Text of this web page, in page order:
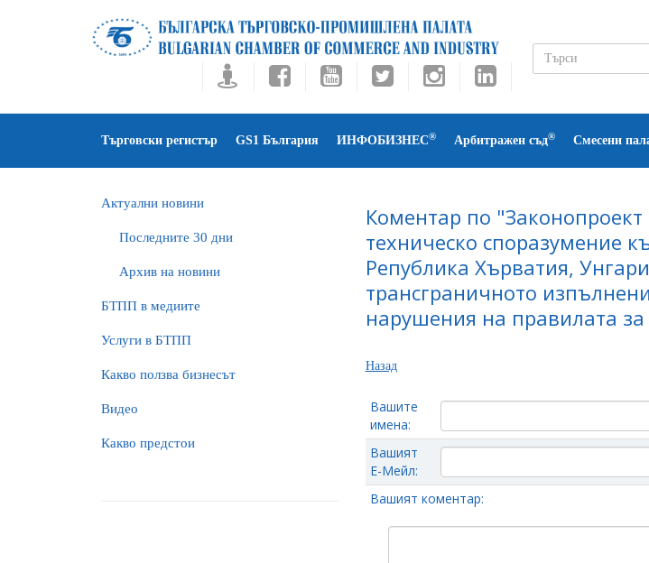
Търговски регистър GS1 България ИНФОБИЗНЕС® Арбитражен съд® Смесени
Актуални новини
Последните 30 дни
Архив на новини
БTПП в медиите
Услуги в БТПП
Какво ползва бизнесът
Видео
Какво предстои
Коментар по
техническо споразумение
Република Хърватия,
трансграничното
нарушения на правилата
Назад
Вашите
имена:
Вашият
Е-Мейл:
Вашият коментар: